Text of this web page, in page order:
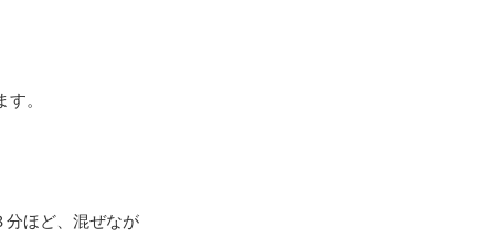
。
分ほど、混ぜなが